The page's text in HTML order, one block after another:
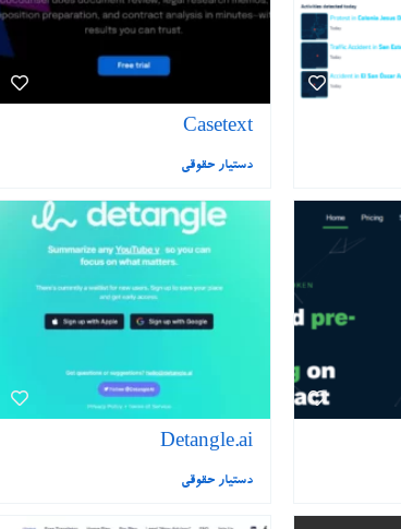
Casetext
دستیار حقوقی
Detangle.ai
دستیار حقوقی